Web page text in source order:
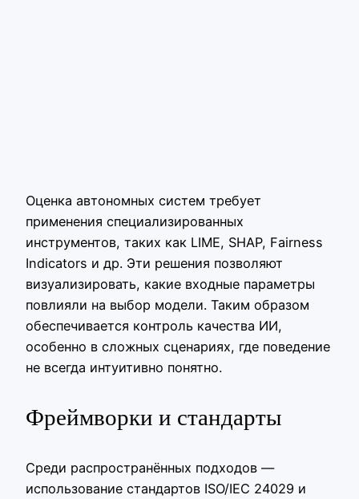
Оценка автономных систем требует
применения специализированных
инструментов, таких как LIME, SHAP, Fairness
Indicators и др. Эти решения позволяют
визуализировать, какие входные параметры
повлияли на выбор модели. Таким образом
обеспечивается контроль качества ИИ,
особенно в сложных сценариях, где поведение
не всегда интуитивно понятно.
Фреймворки и стандарты
Среди распространённых подходов —
использование стандартов ISO/IEC 24029 и